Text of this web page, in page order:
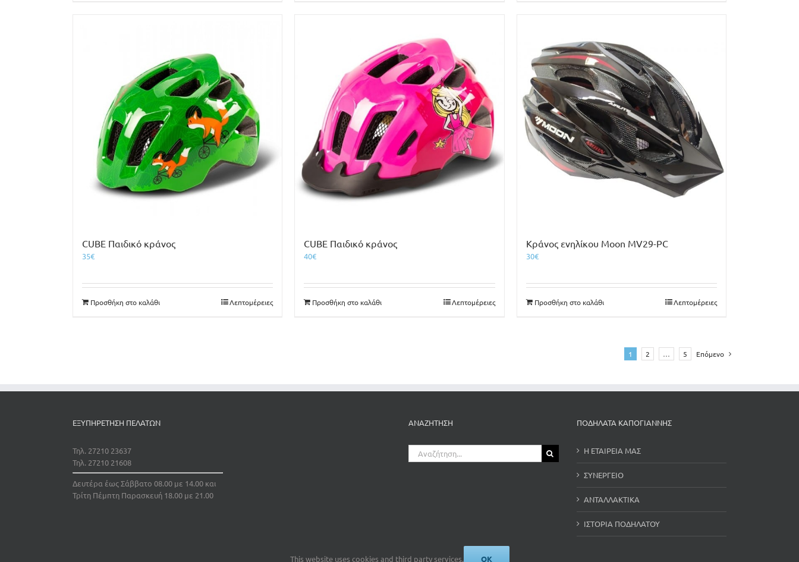
CUBE Παιδικό κράνος
35€
Προσθήκη στο καλάθι Λεπτομέρειες
CUBE Παιδικό κράνος
40€
Προσθήκη στο καλάθι Λεπτομέρειες
Κράνος ενηλίκου Moon MV29-PC
30€
Προσθήκη στο καλάθι Λεπτομέρειες
1 2 … 5 Επόμενο
ΕΞΥΠΗΡΕΤΗΣΗ ΠΕΛΑΤΩΝ
Τηλ. 27210 23637
Τηλ. 27210 21608
Δευτέρα έως Σάββατο 08.00 με 14.00 και
Τρίτη Πέμπτη Παρασκευή 18.00 με 21.00
ΑΝΑΖΗΤΗΣΗ
Αναζήτηση
για:
ΠΟΔΗΛΑΤΑ ΚΑΠΟΓΙΑΝΝΗΣ
Η ΕΤΑΙΡΕΙΑ ΜΑΣ
ΣΥΝΕΡΓΕΙΟ
ΑΝΤΑΛΛΑΚΤΙΚΑ
ΙΣΤΟΡΙΑ ΠΟΔΗΛΑΤΟΥ
This website uses cookies and third party services.
OK